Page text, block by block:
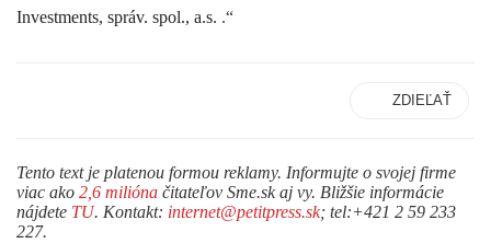
Investments, správ. spol., a.s. .“
ZDIEĽAŤ
Tento text je platenou formou reklamy. Informujte o svojej firme
viac ako 2,6 milióna čitateľov Sme.sk aj vy. Bližšie informácie
nájdete TU. Kontakt: internet@petitpress.sk; tel:+421 2 59 233
227.